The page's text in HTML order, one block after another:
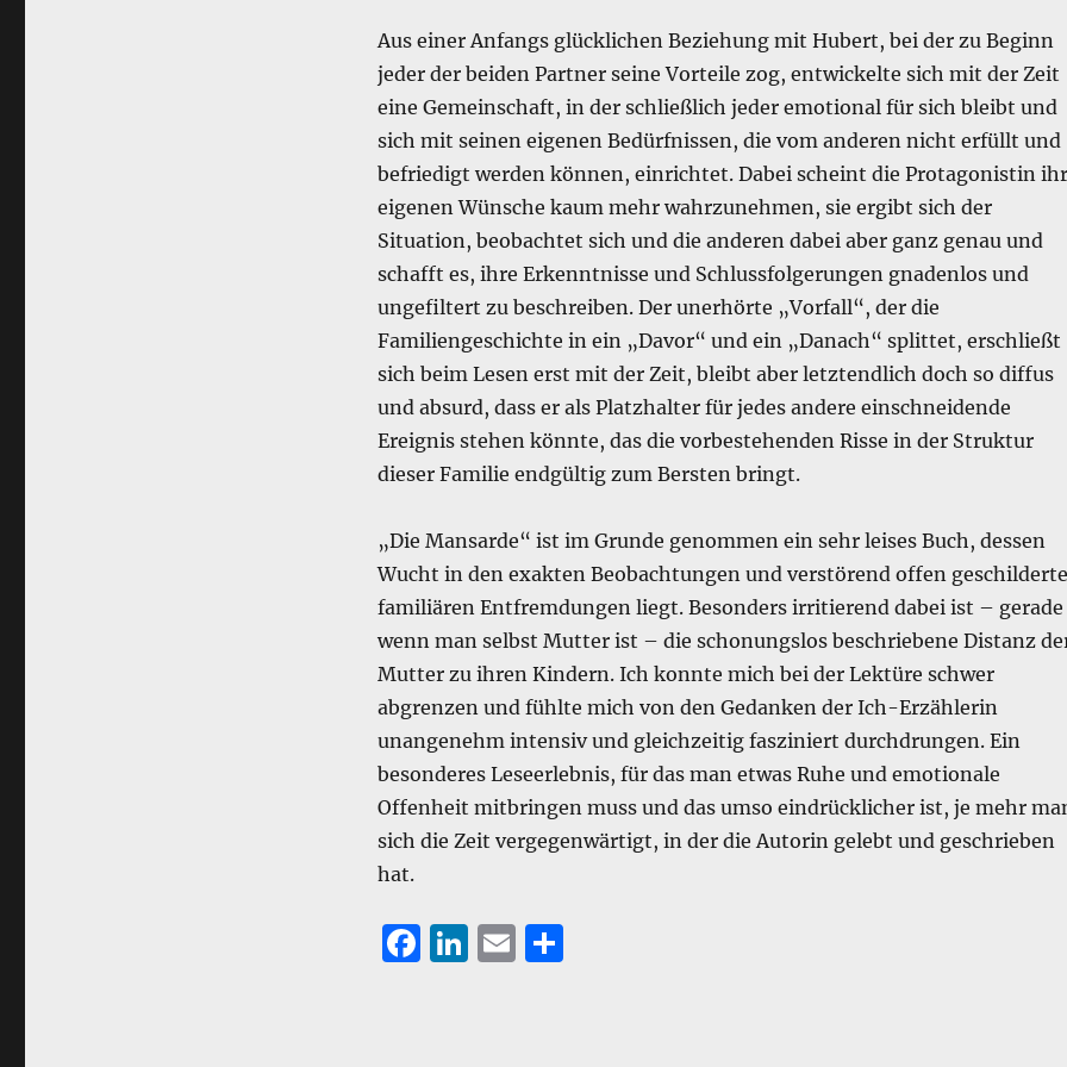
Aus einer Anfangs glücklichen Beziehung mit Hubert, bei der zu Beginn
jeder der beiden Partner seine Vorteile zog, entwickelte sich mit der Zeit
eine Gemeinschaft, in der schließlich jeder emotional für sich bleibt und
sich mit seinen eigenen Bedürfnissen, die vom anderen nicht erfüllt und
befriedigt werden können, einrichtet. Dabei scheint die Protagonistin
eigenen Wünsche kaum mehr wahrzunehmen, sie ergibt sich der
Situation, beobachtet sich und die anderen dabei aber ganz genau und
schafft es, ihre Erkenntnisse und Schlussfolgerungen gnadenlos und
ungefiltert zu beschreiben. Der unerhörte „Vorfall“, der die
Familiengeschichte in ein „Davor“ und ein „Danach“ splittet, erschließt
sich beim Lesen erst mit der Zeit, bleibt aber letztendlich doch so diffus
und absurd, dass er als Platzhalter für jedes andere einschneidende
Ereignis stehen könnte, das die vorbestehenden Risse in der Struktur
dieser Familie endgültig zum Bersten bringt.
„Die Mansarde“ ist im Grunde genommen ein sehr leises Buch, dessen
Wucht in den exakten Beobachtungen und verstörend offen
familiären Entfremdungen liegt. Besonders irritierend dabei ist – gerade
wenn man selbst Mutter ist – die schonungslos beschriebene Distanz
Mutter zu ihren Kindern. Ich konnte mich bei der Lektüre schwer
abgrenzen und fühlte mich von den Gedanken der Ich-Erzählerin
unangenehm intensiv und gleichzeitig fasziniert durchdrungen. Ein
besonderes Leseerlebnis, für das man etwas Ruhe und emotionale
Offenheit mitbringen muss und das umso eindrücklicher ist, je mehr
sich die Zeit vergegenwärtigt, in der die Autorin gelebt und geschrieben
hat.
F Li E T